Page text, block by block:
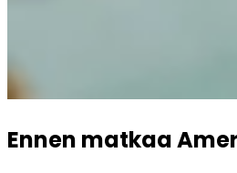
Ennen matkaa